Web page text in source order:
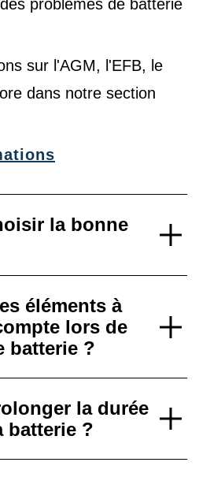
problèmes de batterie
sur l'AGM, l'EFB, le
dans notre section
la bonne
éléments à
lors de
batterie ?
la durée
batterie ?